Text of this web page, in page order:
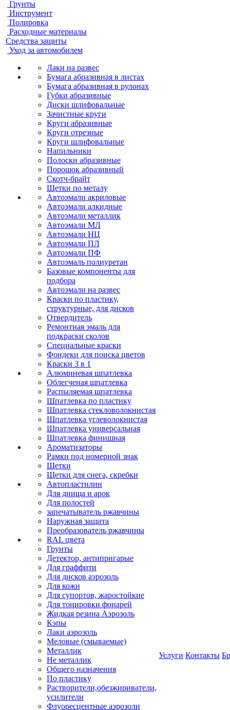
Грунты
Инструмент
Полировка
Расходные материалы
Средства защиты
Уход за автомобилем
Лаки на развес
Бумага абразивная в листах
Бумага абразивная в рулонах
Губки абразивные
Диски шлифовальные
Зачистные круги
Круги абразивные
Круги отрезные
Круги шлифовальные
Напильники
Полоски абразивные
Порошок абразивный
Скотч-брайт
Щетки по металу
Автоэмали акриловые
Автоэмали алкидные
Автоэмали металлик
Автоэмали МЛ
Автоэмали НЦ
Автоэмали ПЛ
Автоэмали ПФ
Автоэмаль полиуретан
Базовые компоненты для
подбора
Автоэмали на развес
Краски по пластику,
структурные, для дисков
Отвердитель
Ремонтная эмаль для
подкраски сколов
Специальные краски
Фондеки для поиска цветов
Краски 3 в 1
Алюминевая шпатлевка
Облегченая шпатлевка
Распыляемая шпатлевка
Шпатлевка по пластику
Шпатлевка стекловолокнистая
Шпатлевка углеволокнистая
Шпатлевка универсальная
Шпатлевка финишная
Ароматизаторы
Рамки под номерной знак
Щетки
Щетки для снега, скребки
Автопластилин
Для днища и арок
Для полостей
запечатыватель ржавчины
Наружная защита
Преобразователь ржавчины
RAL цвета
Грунты
Детектор, антипригарые
Для граффити
Для дисков аэрозоль
Для кожи
Для супортов, жаростойкие
Для тонировки фонарей
Жидкая резина Аэрозоль
Кэпы
Лаки аэрозоль
Меловые (смываемые)
Металлик
Не металлик
Общего назначения
По пластику
Растворители,обезжириватели,
усилители
Флуоресцентные аэрозоли
Услуги Контакты